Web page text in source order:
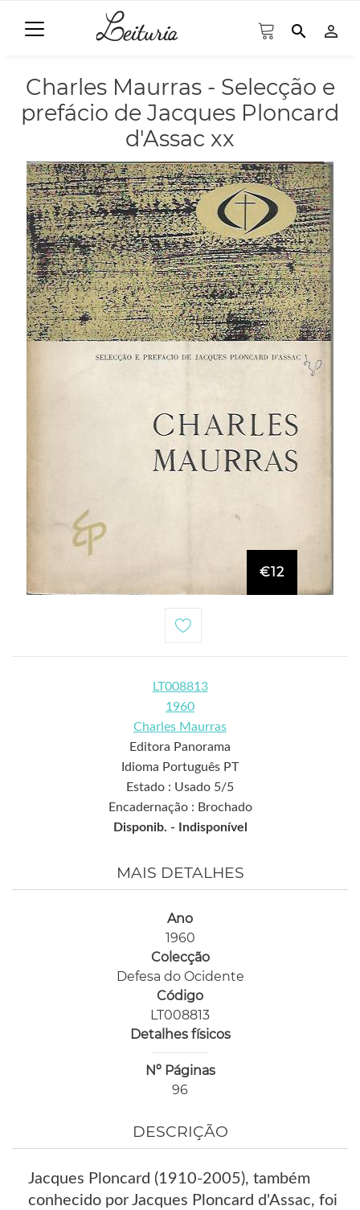
search person_outline
Charles Maurras - Selecção e
prefácio de Jacques Ploncard
d'Assac xx
€12
LT008813
1960
Charles Maurras
Editora Panorama
Idioma Português PT
Estado : Usado 5/5
Encadernação : Brochado
Disponib. -
Indisponível
MAIS DETALHES
Ano
1960
Colecção
Defesa do Ocidente
Código
LT008813
Detalhes físicos
Nº Páginas
96
DESCRIÇÃO
Jacques Ploncard (1910-2005), também
conhecido por Jacques Ploncard d'Assac, foi